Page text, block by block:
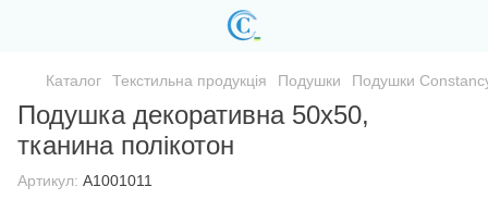
Каталог Текстильна продукція Подушки Подушки
Подушка декоративна 50х50,
тканина полікотон
Артикул: A1001011